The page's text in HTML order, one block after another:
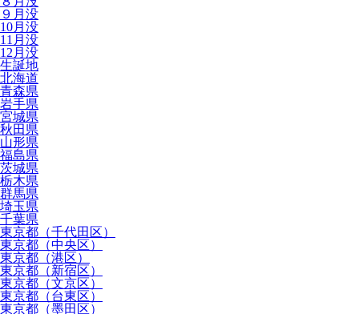
９月没
10月没
11月没
12月没
生誕地
北海道
青森県
岩手県
宮城県
秋田県
山形県
福島県
茨城県
栃木県
群馬県
埼玉県
千葉県
東京都（千代田区）
東京都（中央区）
東京都（港区）
東京都（新宿区）
東京都（文京区）
東京都（台東区）
東京都（墨田区）